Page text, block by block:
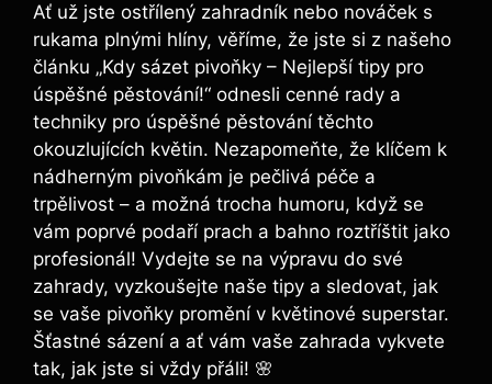
Ať už jste ostřílený zahradník ⁤nebo ‍nováček s
rukama plnými hlíny, věříme, že jste ⁤si z našeho
‍článku „Kdy sázet pivoňky – Nejlepší tipy pro
úspěšné pěstování!“ odnesli cenné rady a
techniky⁤ pro úspěšné pěstování ‌těchto
okouzlujících květin. Nezapomeňte, že klíčem k
nádherným pivoňkám​ je pečlivá péče a
trpělivost – ⁢a možná trocha humoru, když se⁣
vám⁢ poprvé podaří prach a bahno roztříštit jako
profesionál!⁣ Vydejte se​ na výpravu do své​
zahrady, vyzkoušejte ​naše tipy a sledovat, jak
se vaše pivoňky promění v květinové ‍superstar.
Šťastné sázení a ať vám ⁣vaše zahrada vykvete
tak, jak jste si vždy přáli! 🌸